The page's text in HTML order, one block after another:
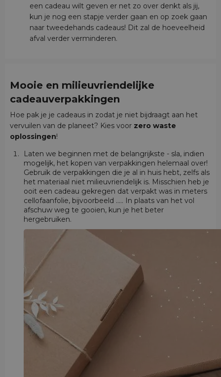
een cadeau wilt geven er net zo over denkt als jij,
kun je nog een stapje verder gaan en op zoek gaan
naar tweedehands cadeaus! Dit zal de hoeveelheid
afval verder verminderen.
Mooie en milieuvriendelijke
cadeauverpakkingen
Hoe pak je je cadeaus in zodat je niet bijdraagt aan het
vervuilen van de planeet? Kies voor zero waste
oplossingen!
Laten we beginnen met de belangrijkste - sla, indien
mogelijk, het kopen van verpakkingen helemaal over!
Gebruik de verpakkingen die je al in huis hebt, zelfs als
het materiaal niet milieuvriendelijk is. Misschien heb je
ooit een cadeau gekregen dat verpakt was in meters
cellofaanfolie, bijvoorbeeld ..... In plaats van het vol
afschuw weg te gooien, kun je het beter
hergebruiken.